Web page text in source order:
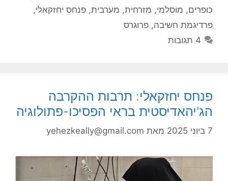
כופרים, מוסלמי, מזרחית, מערבית, פנחס יחזקאלי,
פרדיגמת חשיבה, פרוגרס
4 תגובות
פנחס יחזקאלי: תרבות ההקרבה
הג'יהאדיסטית בראי הפסיכו-פתולוגיה
7 ביוני 2025 מאת yehezkeally@gmail.com